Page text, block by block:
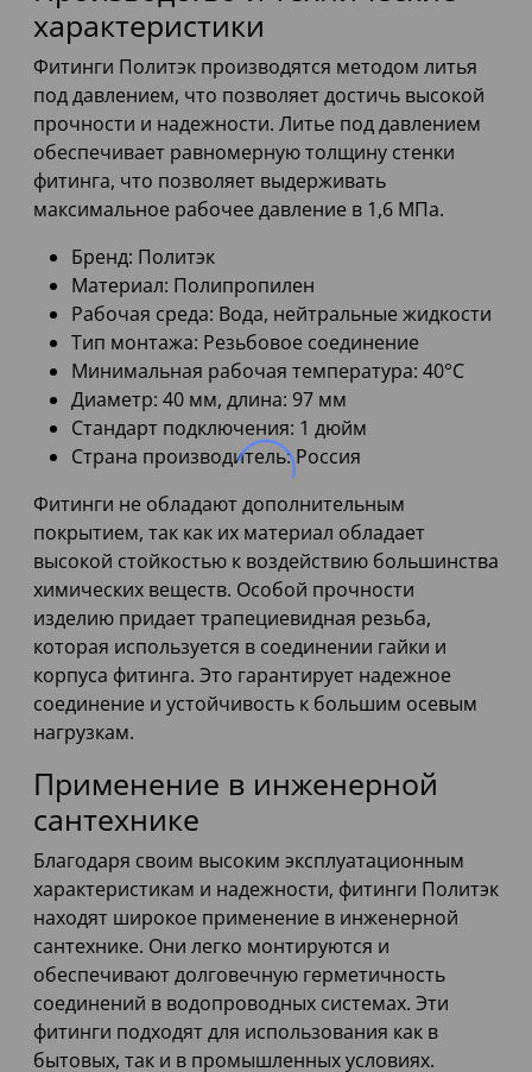
характеристики
Фитинги Политэк производятся методом литья
под давлением, что позволяет достичь высокой
прочности и надежности. Литье под давлением
обеспечивает равномерную толщину стенки
фитинга, что позволяет выдерживать
максимальное рабочее давление в 1,6 МПа.
Бренд: Политэк
Материал: Полипропилен
Рабочая среда: Вода, нейтральные жидкости
Тип монтажа: Резьбовое соединение
Минимальная рабочая температура: 40°C
Диаметр: 40 мм, длина: 97 мм
Стандарт подключения: 1 дюйм
Страна производитель: Россия
Фитинги не обладают дополнительным
покрытием, так как их материал обладает
высокой стойкостью к воздействию большинства
химических веществ. Особой прочности
изделию придает трапециевидная резьба,
которая используется в соединении гайки и
корпуса фитинга. Это гарантирует надежное
соединение и устойчивость к большим осевым
нагрузкам.
Применение в инженерной
сантехнике
Благодаря своим высоким эксплуатационным
характеристикам и надежности, фитинги Политэк
находят широкое применение в инженерной
сантехнике. Они легко монтируются и
обеспечивают долговечную герметичность
соединений в водопроводных системах. Эти
фитинги подходят для использования как в
бытовых, так и в промышленных условиях.